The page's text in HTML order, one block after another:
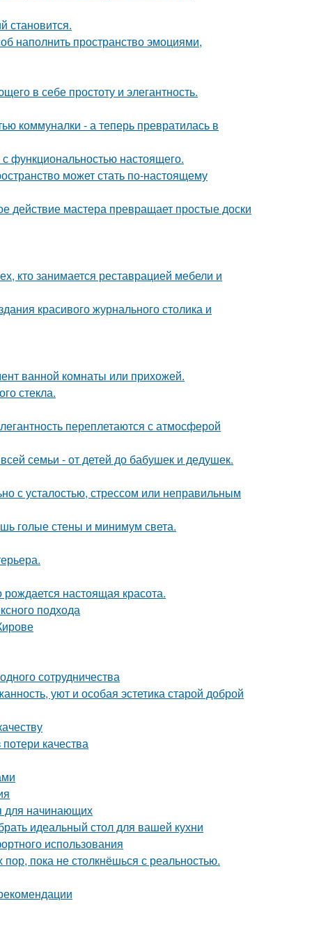
становится.
наполнить пространство эмоциями,
в себе простоту и элегантность.
коммуналки - а теперь превратилась в
функциональностью настоящего.
может стать по-настоящему
действие мастера превращает простые доски
кто занимается реставрацией мебели и
красивого журнального столика и
ванной комнаты или прихожей.
стекла.
переплетаются с атмосферой
семьи - от детей до бабушек и дедушек.
с усталостью, стрессом или неправильным
голые стены и минимум света.
рождается настоящая красота.
подхода
сотрудничества
уют и особая эстетика старой доброй
качества
для начинающих
идеальный стол для вашей кухни
использования
пока не столкнёшься с реальностью.